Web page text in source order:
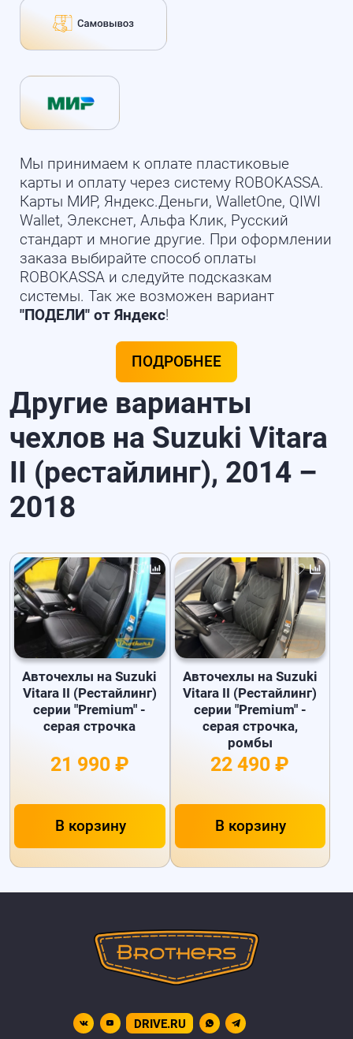
Мы принимаем к оплате пластиковые
карты и оплату через систему ROBOKASSA.
Карты МИР, Яндекс.Деньги, WalletOne, QIWI
Wallet, Элекснет, Альфа Клик, Русский
стандарт и многие другие. При оформлении
заказа выбирайте способ оплаты
ROBOKASSA и следуйте подсказкам
системы. Так же возможен вариант
"ПОДЕЛИ" от Яндекс!
ПОДРОБНЕЕ
Другие варианты
чехлов на Suzuki Vitara
II (рестайлинг), 2014 –
2018
Авточехлы на Suzuki
Vitara II (Рестайлинг)
серии "Premium" -
серая строчка
21 990 ₽
В корзину
Авточехлы на Suzuki
Vitara II (Рестайлинг)
серии "Premium" -
серая строчка,
ромбы
22 490 ₽
В корзину
DRIVE.RU